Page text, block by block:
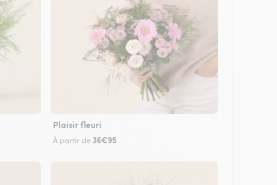
Plaisir fleuri
À partir de 36€95